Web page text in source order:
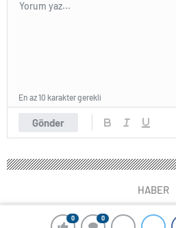
0 0
Gönder
En az 10 karakter gerekli
HABER